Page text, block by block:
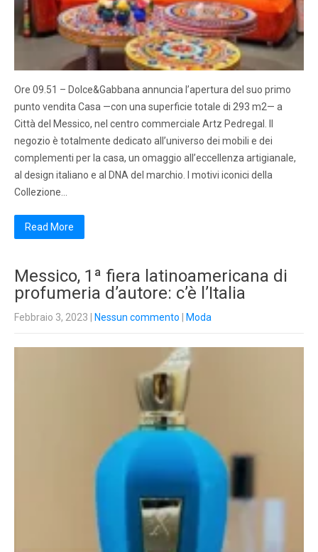
Ore 09.51 – Dolce&Gabbana annuncia l’apertura del suo primo
punto vendita Casa —con una superficie totale di 293 m2— a
Città del Messico, nel centro commerciale Artz Pedregal. Il
negozio è totalmente dedicato all’universo dei mobili e dei
complementi per la casa, un omaggio all’eccellenza artigianale,
al design italiano e al DNA del marchio. I motivi iconici della
Collezione…
Read More
Messico, 1ª fiera latinoamericana di
profumeria d’autore: c’è l’Italia
Febbraio 3, 2023 Nessun commento Moda